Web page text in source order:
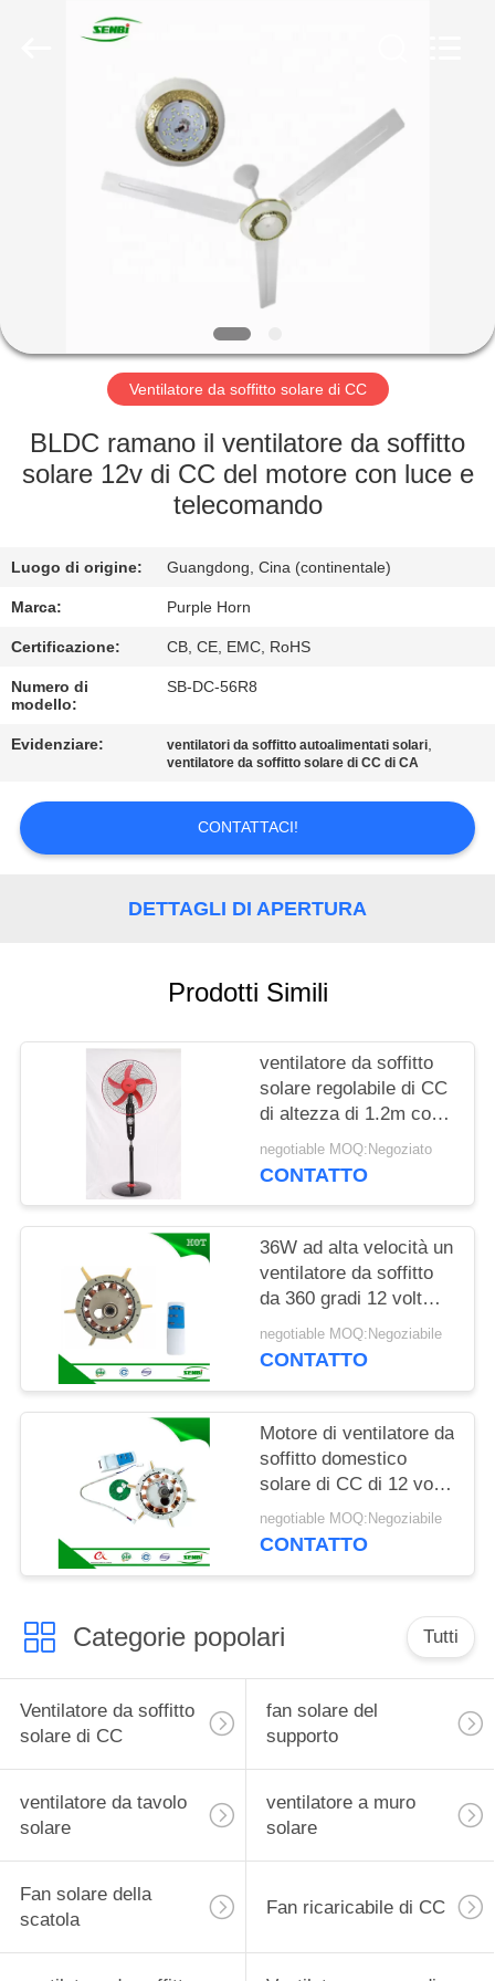
PRODOTTI
GIRO
FABBRICA
CONTROLLO
QUALITÀ
CONTATTICI
RICHIEDA
UNA
MAPPA
POLICY
Ventilatore da soffitto solare di CC
BLDC ramano il ventilatore da soffitto
solare 12v di CC del motore con luce e
telecomando
Luogo di origine: Guangdong, Cina (continentale)
Marca: Purple Horn
Certificazione: CB, CE, EMC, RoHS
Numero di
modello:
SB-DC-56R8
Evidenziare: ventilatori da soffitto autoalimentati solari,
ventilatore da soffitto solare di CC di CA
CONTATTACI!
DETTAGLI DI APERTURA
Prodotti Simili
ventilatore da soffitto
solare regolabile di CC
di altezza di 1.2m con
il motore di rame
negotiable MOQ:Negoziato
CONTATTO
36W ad alta velocità un
ventilatore da soffitto
da 360 gradi 12 volt
con il motore elettrico
senza spazzola
negotiable MOQ:Negoziabile
CONTATTO
Motore di ventilatore da
soffitto domestico
solare di CC di 12 volt
con Ce telecomandato
approvato
negotiable MOQ:Negoziabile
CONTATTO
Categorie popolari Tutti
Ventilatore da soffitto
solare di CC
fan solare del
supporto
ventilatore da tavolo
solare
ventilatore a muro
solare
Fan solare della
scatola
Fan ricaricabile di CC